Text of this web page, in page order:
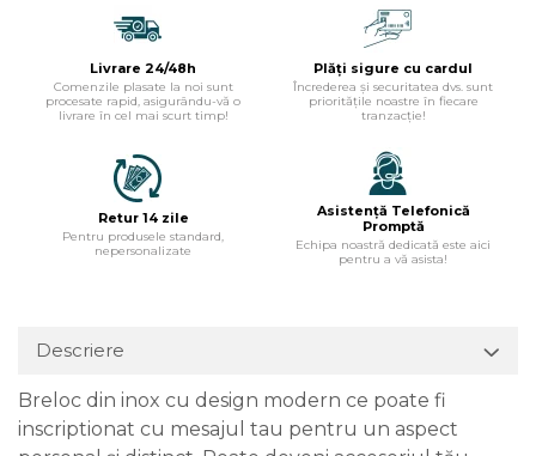
Livrare 24/48h
Comenzile plasate la noi sunt
procesate rapid, asigurându-vă o
livrare în cel mai scurt timp!
Plăți sigure cu cardul
Încrederea și securitatea dvs. sunt
prioritățile noastre în fiecare
tranzacție!
Retur 14 zile
Pentru produsele standard,
nepersonalizate
Asistență Telefonică
Promptă
Echipa noastră dedicată este aici
pentru a vă asista!
Descriere
Breloc din inox cu design modern ce poate fi
inscriptionat cu mesajul tau pentru un aspect